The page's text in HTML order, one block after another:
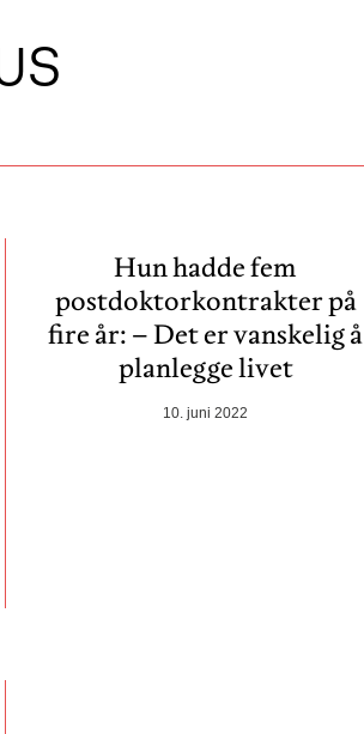
Hun hadde fem
postdoktorkontrakter på
fire år: – Det er vanskelig å
planlegge livet
10. juni 2022